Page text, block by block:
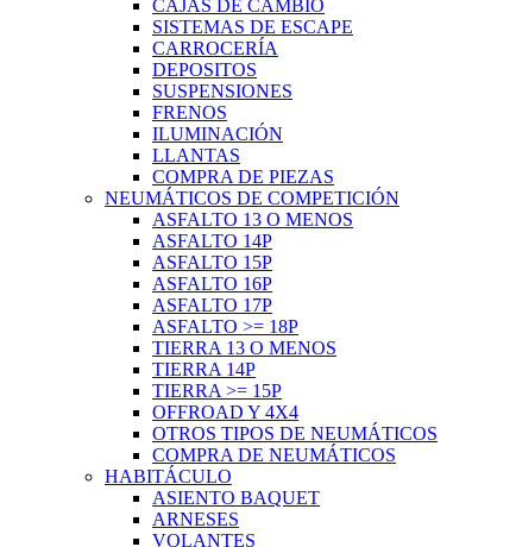
CAJAS DE CAMBIO
SISTEMAS DE ESCAPE
CARROCERÍA
DEPOSITOS
SUSPENSIONES
FRENOS
ILUMINACIÓN
LLANTAS
COMPRA DE PIEZAS
NEUMÁTICOS DE COMPETICIÓN
ASFALTO 13 O MENOS
ASFALTO 14P
ASFALTO 15P
ASFALTO 16P
ASFALTO 17P
ASFALTO >= 18P
TIERRA 13 O MENOS
TIERRA 14P
TIERRA >= 15P
OFFROAD Y 4X4
OTROS TIPOS DE NEUMÁTICOS
COMPRA DE NEUMÁTICOS
HABITÁCULO
ASIENTO BAQUET
ARNESES
VOLANTES